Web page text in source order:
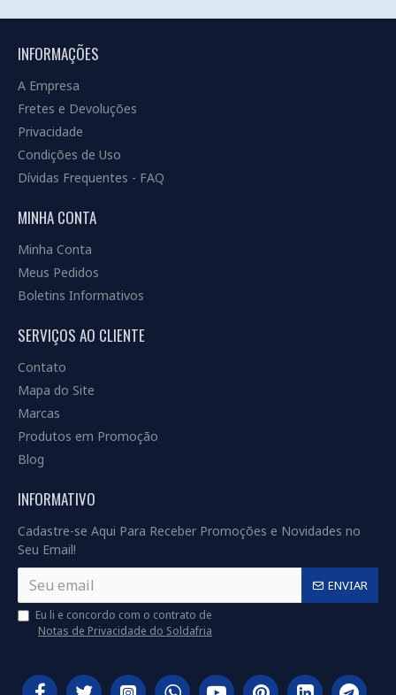
INFORMAÇÕES
A Empresa
Fretes e Devoluções
Privacidade
Condições de Uso
Dívidas Frequentes - FAQ
MINHA CONTA
Minha Conta
Meus Pedidos
Boletins Informativos
SERVIÇOS AO CLIENTE
Contato
Mapa do Site
Marcas
Produtos em Promoção
Blog
INFORMATIVO
Cadastre-se Aqui Para Receber Promoções e Novidades no
Seu Email!
ENVIAR
Eu li e concordo com o contrato de
Notas de Privacidade do Soldafria